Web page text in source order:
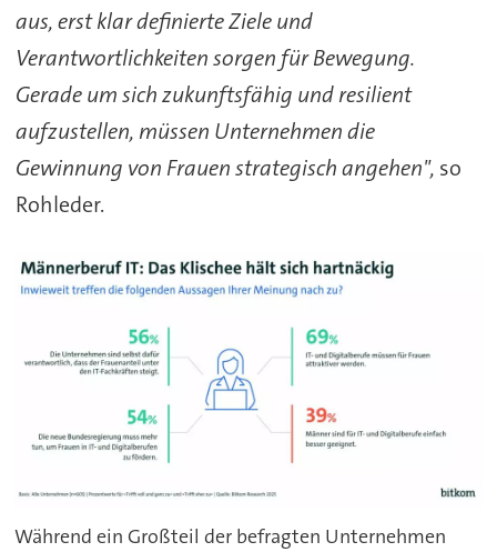
aus, erst klar definierte Ziele und
Verantwortlichkeiten sorgen für Bewegung.
Gerade um sich zukunftsfähig und resilient
aufzustellen, müssen Unternehmen die
Gewinnung von Frauen strategisch angehen", so
Rohleder.
Während ein Großteil der befragten Unternehmen